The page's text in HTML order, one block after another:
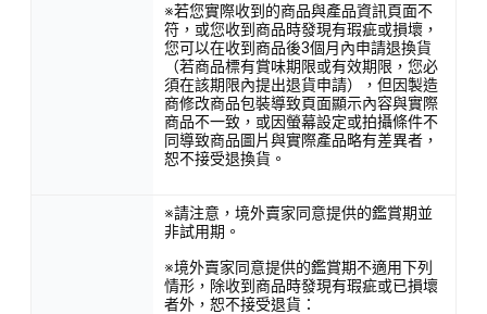
※若您實際收到的商品與產品資訊頁面不
符，或您收到商品時發現有瑕疵或損壞，
您可以在收到商品後3個月內申請退換貨
（若商品標有賞味期限或有效期限，您必
須在該期限內提出退貨申請），但因製造
商修改商品包裝導致頁面顯示內容與實際
商品不一致，或因螢幕設定或拍攝條件不
同導致商品圖片與實際產品略有差異者，
恕不接受退換貨。
※請注意，境外賣家同意提供的鑑賞期並
非試用期。
※境外賣家同意提供的鑑賞期不適用下列
情形，除收到商品時發現有瑕疵或已損壞
者外，恕不接受退貨：